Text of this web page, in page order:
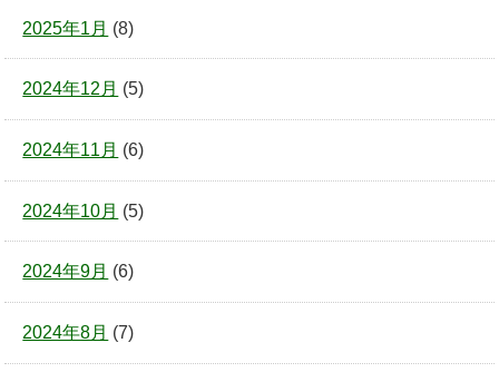
2025年1月 (8)
2024年12月 (5)
2024年11月 (6)
2024年10月 (5)
2024年9月 (6)
2024年8月 (7)